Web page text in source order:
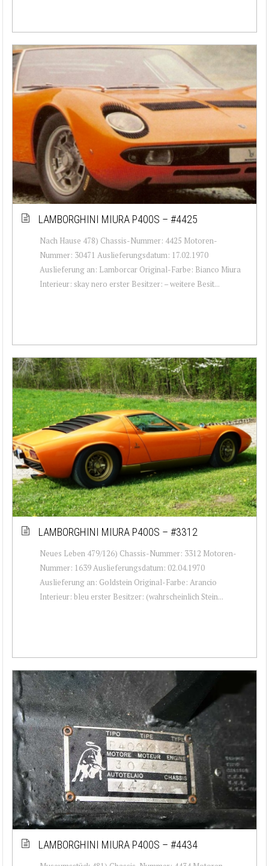
LAMBORGHINI MIURA P400S – #4425
Nach Hause 478) Chassis-Nummer: 4425 Motoren-
Nummer: 30471 Auslieferungsdatum: 17.02.1970
Auslieferung an: Lamborcar Original-Farbe: Bianco Miura
Interieur: skay nero erster Besitzer: – weitere Besit...
LAMBORGHINI MIURA P400S – #3312
Neues Leben 479/126) Chassis-Nummer: 3312 Motoren-
Nummer: 1639 Auslieferungsdatum: 02.04.1970
Auslieferung an: Goldstein Original-Farbe: Arancio
Interieur: bleu erster Besitzer: (wahrscheinlich Stein...
LAMBORGHINI MIURA P400S – #4434